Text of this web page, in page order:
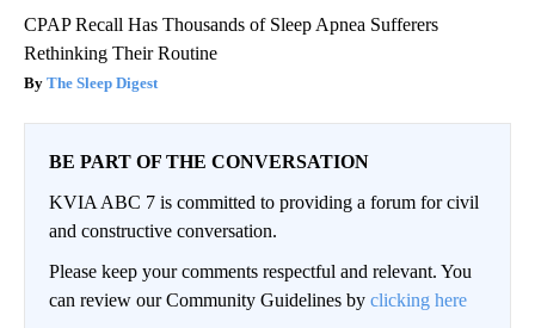
CPAP Recall Has Thousands of Sleep Apnea Sufferers
Rethinking Their Routine
The Sleep Digest
BE PART OF THE CONVERSATION
KVIA ABC 7 is committed to providing a forum for civil
and constructive conversation.
Please keep your comments respectful and relevant. You
can review our Community Guidelines by clicking here